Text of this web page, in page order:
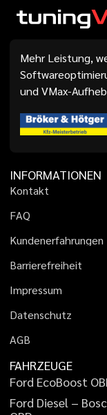
Mehr Leistung,
und VMax-
INFORMATIONEN
Kontakt
FAQ
Kundenerfahrungen
Barrierefreiheit
Impressum
Datenschutz
AGB
FAHRZEUGE
Ford EcoBoost OB
Ford Diesel – Bosc